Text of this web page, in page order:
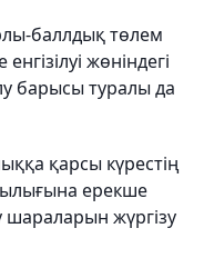
баллдық төлем
жөніндегі
барысы туралы да
қарсы күрестің
ерекше
шараларын жүргізу